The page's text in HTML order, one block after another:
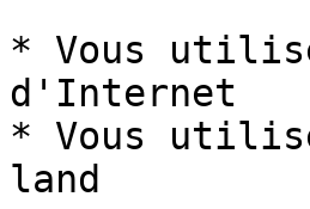
* Vous
d'Internet
* Vous
land